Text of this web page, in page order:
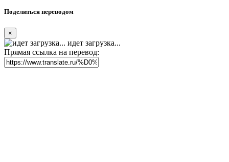
Поделиться переводом
×
идет загрузка...
Прямая ссылка на перевод: